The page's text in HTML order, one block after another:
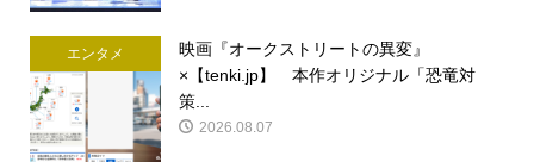
エンタメ
映画『オークストリートの異変』
×【tenki.jp】 本作オリジナル「恐竜対
策...
2026.08.07